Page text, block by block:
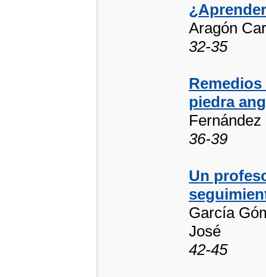
Aragón
32-35
piedra
36-39
Un
García
José
42-45